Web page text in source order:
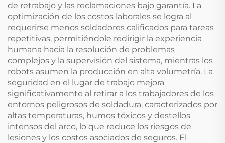
de retrabajo y las reclamaciones bajo garantía. La
optimización de los costos laborales se logra al
requerirse menos soldadores calificados para tareas
repetitivas, permitiéndole redirigir la experiencia
humana hacia la resolución de problemas
complejos y la supervisión del sistema, mientras los
robots asumen la producción en alta volumetría. La
seguridad en el lugar de trabajo mejora
significativamente al retirar a los trabajadores de los
entornos peligrosos de soldadura, caracterizados por
altas temperaturas, humos tóxicos y destellos
intensos del arco, lo que reduce los riesgos de
lesiones y los costos asociados de seguros. El